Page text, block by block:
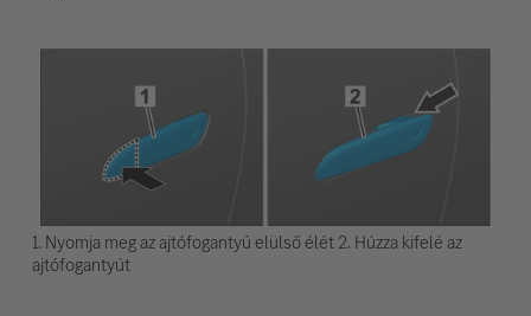
1. Nyomja meg az ajtófogantyú elülső élét 2. Húzza kifelé az
ajtófogantyút